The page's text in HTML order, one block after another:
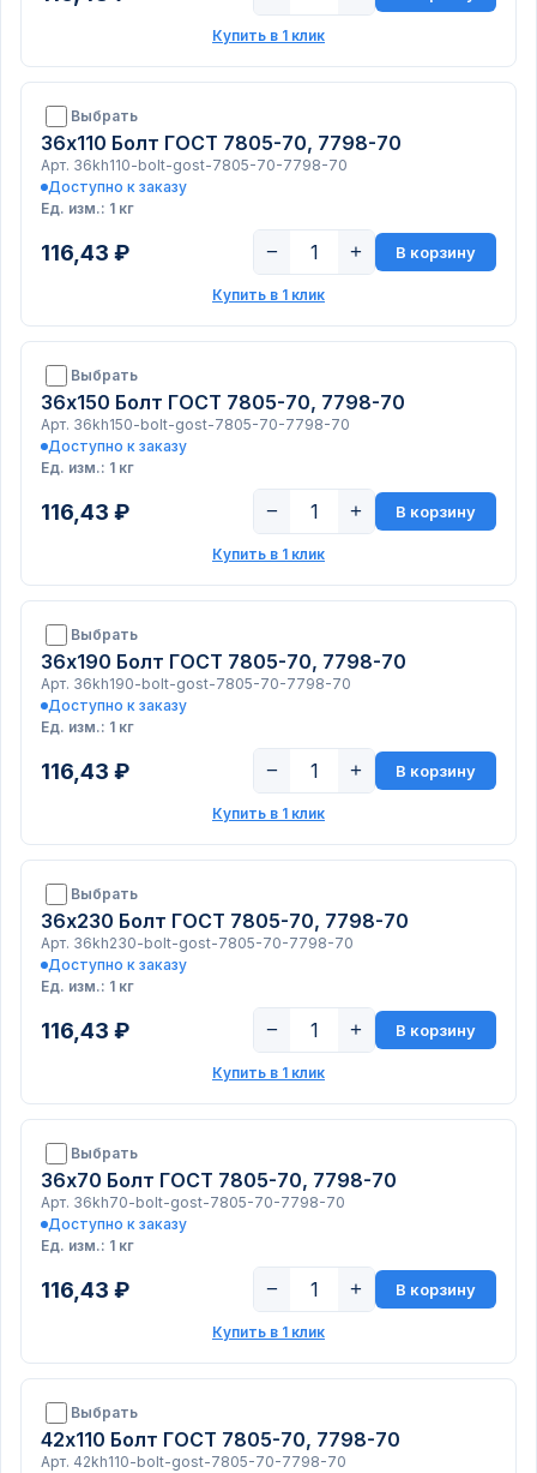
Купить в 1 клик
Выбрать
36х110 Болт ГОСТ 7805-70, 7798-70
Арт. 36kh110-bolt-gost-7805-70-7798-70
Доступно к заказу
Ед. изм.: 1 кг
116,43 ₽ − + В корзину
Купить в 1 клик
Выбрать
36х150 Болт ГОСТ 7805-70, 7798-70
Арт. 36kh150-bolt-gost-7805-70-7798-70
Доступно к заказу
Ед. изм.: 1 кг
116,43 ₽ − + В корзину
Купить в 1 клик
Выбрать
36х190 Болт ГОСТ 7805-70, 7798-70
Арт. 36kh190-bolt-gost-7805-70-7798-70
Доступно к заказу
Ед. изм.: 1 кг
116,43 ₽ − + В корзину
Купить в 1 клик
Выбрать
36х230 Болт ГОСТ 7805-70, 7798-70
Арт. 36kh230-bolt-gost-7805-70-7798-70
Доступно к заказу
Ед. изм.: 1 кг
116,43 ₽ − + В корзину
Купить в 1 клик
Выбрать
36х70 Болт ГОСТ 7805-70, 7798-70
Арт. 36kh70-bolt-gost-7805-70-7798-70
Доступно к заказу
Ед. изм.: 1 кг
116,43 ₽ − + В корзину
Купить в 1 клик
Выбрать
42х110 Болт ГОСТ 7805-70, 7798-70
Арт. 42kh110-bolt-gost-7805-70-7798-70